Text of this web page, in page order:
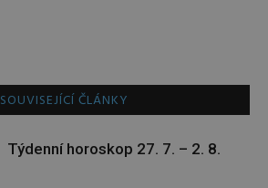
SOUVISEJÍCÍ ČLÁNKY
Týdenní horoskop 27. 7. – 2. 8.